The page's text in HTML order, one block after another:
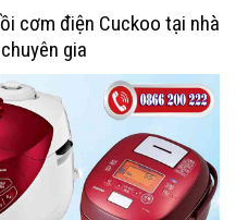
cơm điện Cuckoo tại nhà
gia